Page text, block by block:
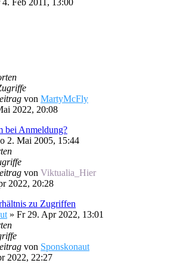
von MartyMcFly
2022, 20:08
bei Anmeldung?
2. Mai 2005, 15:44
von Viktualia_Hier
2022, 20:28
zu Zugriffen
» Fr 29. Apr 2022, 13:01
von Sponskonaut
2022, 22:27